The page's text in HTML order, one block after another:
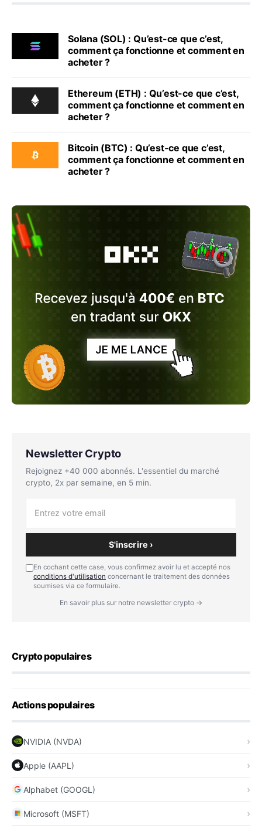
Solana (SOL) : Qu’est-ce que c’est,
comment ça fonctionne et comment en
acheter ?
Ethereum (ETH) : Qu’est-ce que c’est,
comment ça fonctionne et comment en
acheter ?
Bitcoin (BTC) : Qu’est-ce que c’est,
comment ça fonctionne et comment en
acheter ?
Newsletter Crypto
Rejoignez +40 000 abonnés. L'essentiel du marché
crypto, 2x par semaine, en 5 min.
S'inscrire ›
En cochant cette case, vous confirmez avoir lu et accepté nos
conditions d'utilisation concernant le traitement des données
soumises via ce formulaire.
En savoir plus sur notre newsletter crypto →
Crypto populaires
Actions populaires
NVIDIA (NVDA)
Apple (AAPL)
Alphabet (GOOGL)
Microsoft (MSFT)